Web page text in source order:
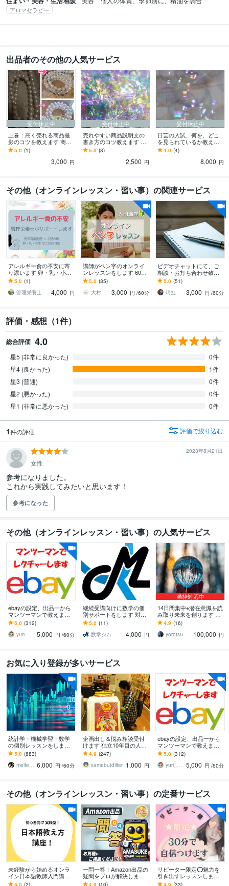
アロマセラピー
出品者のその他の人気サービス
受付休止中
上巻：高く売れる商品撮
影のコツを教えます 商品
画像を変えるだけで、売
れる値段が変わる！ 画像
5.0 (1)
3,000 円
受付休止中
売れやすい商品説明文の
書き方のコツ教えます 約9
000字！心理学も使った商
品文の書き方ひとつで変
5.0 (3)
2,500 円
受付休止中
日芸の入試、何を、どこ
を見られているか教えま
す 日芸に受かる人の共通
項、教授がチェックして
4.0 (4)
8,000 円
その他（オンラインレッスン・習い事）の関連サービス
アレルギー食の不安に寄
り添います 卵・乳・小麦
OK！管理栄養士のアレル
ギー献立サポート
5.0 (1)
管理栄養士あすママ｜ゆる腸育サポーター
4,000 円
講師がペン字のオンライ
ンレッスンをします 60分
間のしっかりとした指導
で、レベルアップ！
5.0 (35)
大村風燈
3,000 円 /60分
ビデオチャットにて、ご
相談・お打ち合わせ致し
ます 事前のお打ち合わせ
や、各種ご相談に対応し
ます。
5.0 (51)
晴虹社＠＂丸投げ＂書籍を執筆から制作代行
3,000 円 /60分
評価・感想（1件）
総合評価 4.0
星5 (非常に良かった)
0件
星4 (良かった)
1件
星3 (普通)
0件
星2 (悪かった)
0件
星1 (非常に悪かった)
0件
1件の評価 評価で絞り込む
2023年8月21日
女性
参考になりました。
これから実践してみたいと思います！
参考になった
その他（オンラインレッスン・習い事）の人気サービス
ebayの設定、出品一から
マンツーマンで教えます e
bayの設定から初出品まで
責任をもってお手伝いい
たします
5.0 (312)
yuri_ebayの家庭教師
5,000 円 /60分
継続受講向けに数学の個
別サポートをします 対話
重視で丁寧に理解を深め
る継続指導
5.0 (11)
数学ジム
4,000 円
満枠対応中
14日間集中⋆潜在意識を読
み取り未来を創ります チ
ャネリング＋ヒーリング
完全伴走プレミアム
4.9 (16)
yorotsume ヒーリングセラピスト
100,000 円
お気に入り登録が多いサービス
統計学・機械学習・数学
の個別レッスンをします
これから学びたい人・使
いたい人向けにオンライ
ンで個別レッスン
5.0 (883)
meifelyuki 6,000 円 /60分
企画出し＆悩み相談受付
けます 独立10年目の人気
クリエイターが代わりに
アイデアを出します
4.9 (247)
samebutdiffer 1,000 円
ebayの設定、出品一から
マンツーマンで教えます e
bayの設定から初出品まで
責任をもってお手伝いい
たします
5.0 (312)
yuri_ebayの家庭教師
5,000 円 /60分
その他（オンラインレッスン・習い事）の定番サービス
未経験から始めるオンラ
イン日本語教師入門講座
します 資格なしででき
5.0 (2)
一問一答！Amazon出品の
疑問をプロが解決します
Amazonコンサル歴14年の
4.9 (10)
リピーター限定⭕魅力を
引き出すレッスンします
自信を持って過ごせるよ
4.9 (33)